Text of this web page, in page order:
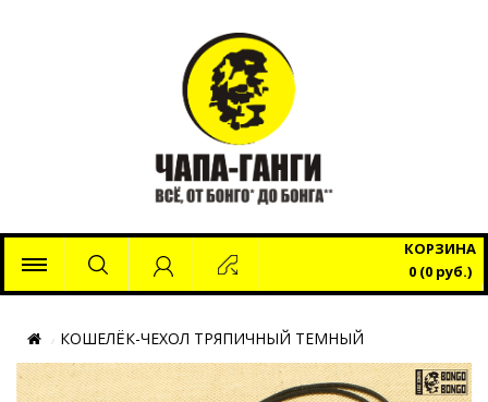
КОРЗИНА
0 (0 руб.)
КОШЕЛЁК-ЧЕХОЛ ТРЯПИЧНЫЙ ТЕМНЫЙ